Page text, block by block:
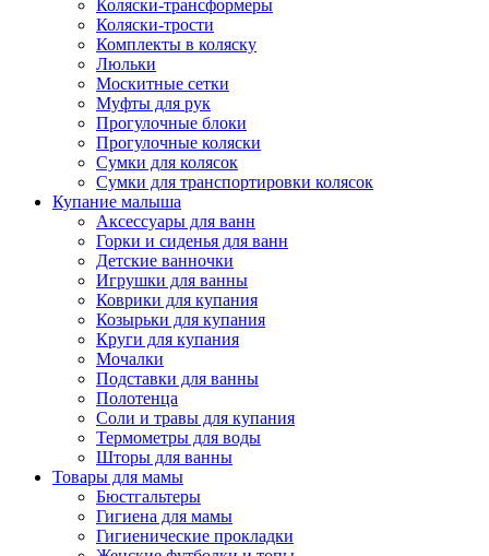
Коляски-трансформеры
Коляски-трости
Комплекты в коляску
Люльки
Москитные сетки
Муфты для рук
Прогулочные блоки
Прогулочные коляски
Сумки для колясок
Сумки для транспортировки колясок
Купание малыша
Аксессуары для ванн
Горки и сиденья для ванн
Детские ванночки
Игрушки для ванны
Коврики для купания
Козырьки для купания
Круги для купания
Мочалки
Подставки для ванны
Полотенца
Соли и травы для купания
Термометры для воды
Шторы для ванны
Товары для мамы
Бюстгальтеры
Гигиена для мамы
Гигиенические прокладки